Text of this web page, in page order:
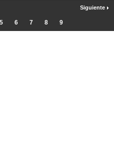
5 6 7 8 9
Siguiente